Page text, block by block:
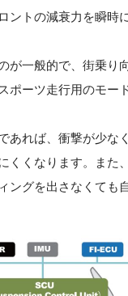
ントの減衰力を瞬時
が一般的で、街乗り
ポーツ走行用のモー
あれば、衝撃が少な
くくなります。また
ングを出さなくても